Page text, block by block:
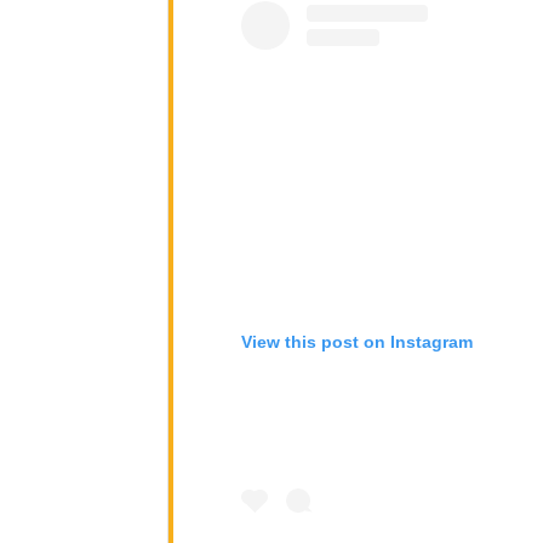
View this post on Instagram